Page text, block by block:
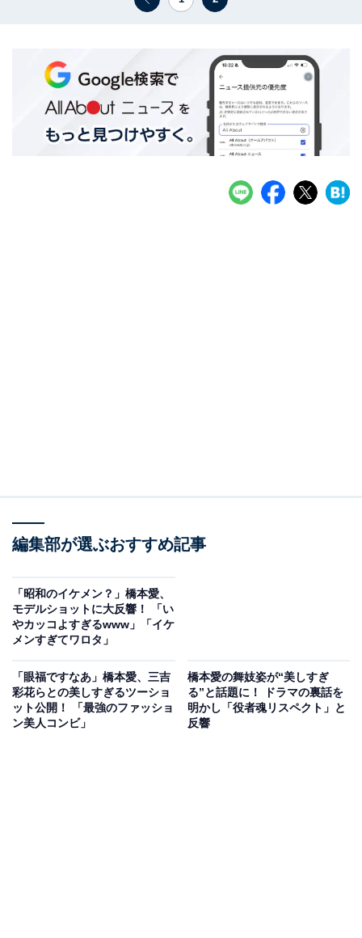
編集部が選ぶおすすめ記事
「昭和のイケメン？」橋本愛、
モデルショットに大反響！ 「い
やカッコよすぎるwww」「イケ
メンすぎてワロタ」
「眼福ですなあ」橋本愛、三吉
彩花らとの美しすぎるツーショ
ット公開！ 「最強のファッショ
ン美人コンビ」
橋本愛の舞妓姿が“美しすぎ
る”と話題に！ ドラマの裏話を
明かし「役者魂リスペクト」と
反響